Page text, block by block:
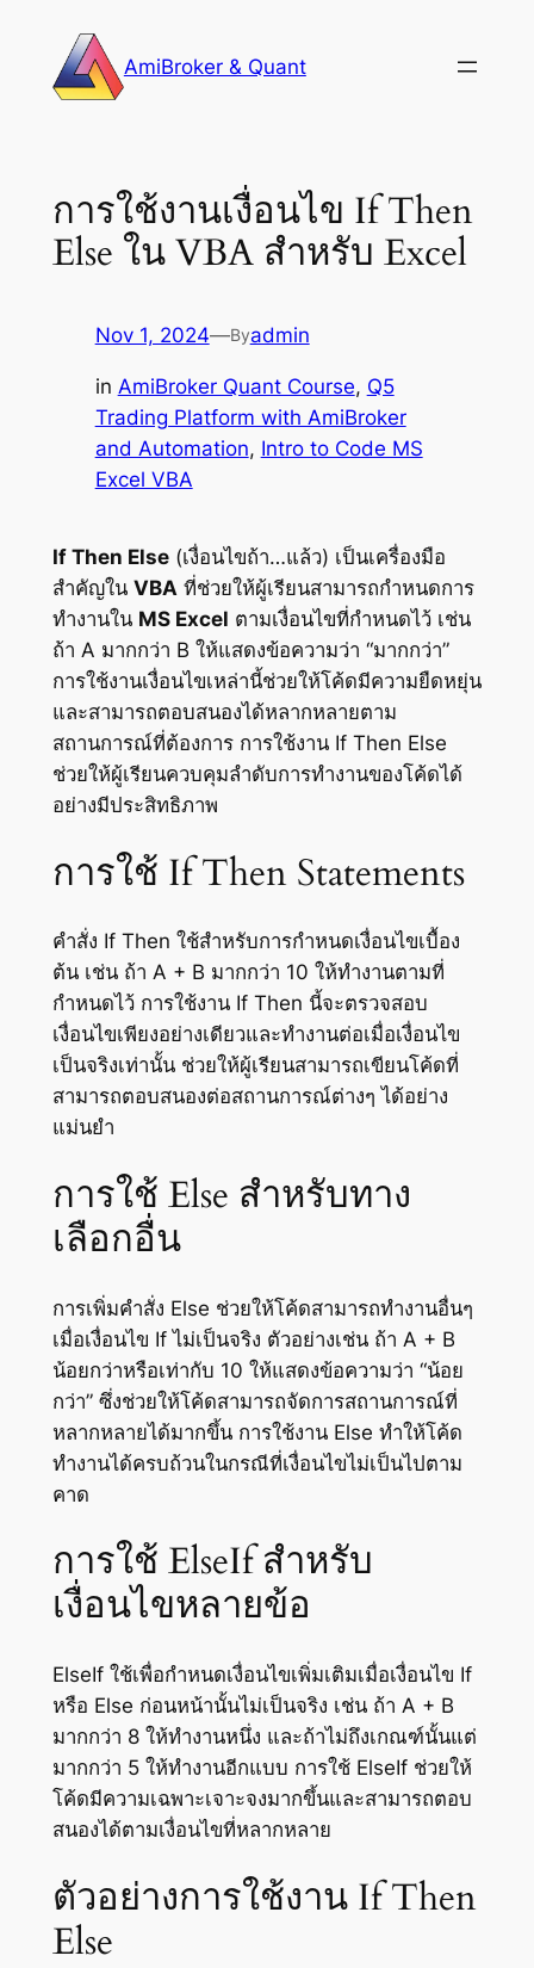
content
AmiBroker & Quant
การใช้งานเงื่อนไข If Then
Else ใน VBA สำหรับ Excel
Nov 1, 2024—Byadmin
in AmiBroker Quant Course, Q5
Trading Platform with AmiBroker
and Automation, Intro to Code MS
Excel VBA
If Then Else(เงื่อนไขถ้า…แล้ว) เป็นเครื่องมือ
สำคัญใน VBA ที่ช่วยให้ผู้เรียนสามารถกำหนดการ
ทำงานใน MS Excel ตามเงื่อนไขที่กำหนดไว้ เช่น
ถ้า A มากกว่า B ให้แสดงข้อความว่า “มากกว่า”
การใช้งานเงื่อนไขเหล่านี้ช่วยให้โค้ดมีความยืดหยุ่น
และสามารถตอบสนองได้หลากหลายตาม
สถานการณ์ที่ต้องการ การใช้งาน If Then Else
ช่วยให้ผู้เรียนควบคุมลำดับการทำงานของโค้ดได้
อย่างมีประสิทธิภาพ
การใช้ If Then Statements
คำสั่ง If Then ใช้สำหรับการกำหนดเงื่อนไขเบื้อง
ต้น เช่น ถ้า A + B มากกว่า 10 ให้ทำงานตามที่
กำหนดไว้ การใช้งาน If Then นี้จะตรวจสอบ
เงื่อนไขเพียงอย่างเดียวและทำงานต่อเมื่อเงื่อนไข
เป็นจริงเท่านั้น ช่วยให้ผู้เรียนสามารถเขียนโค้ดที่
สามารถตอบสนองต่อสถานการณ์ต่างๆ ได้อย่าง
แม่นยำ
การใช้ Else สำหรับทาง
เลือกอื่น
การเพิ่มคำสั่ง Else ช่วยให้โค้ดสามารถทำงานอื่นๆ
เมื่อเงื่อนไข If ไม่เป็นจริง ตัวอย่างเช่น ถ้า A + B
น้อยกว่าหรือเท่ากับ 10 ให้แสดงข้อความว่า “น้อย
กว่า” ซึ่งช่วยให้โค้ดสามารถจัดการสถานการณ์ที่
หลากหลายได้มากขึ้น การใช้งาน Else ทำให้โค้ด
ทำงานได้ครบถ้วนในกรณีที่เงื่อนไขไม่เป็นไปตาม
คาด
การใช้ ElseIf สำหรับ
เงื่อนไขหลายข้อ
ElseIf ใช้เพื่อกำหนดเงื่อนไขเพิ่มเติมเมื่อเงื่อนไข If
หรือ Else ก่อนหน้านั้นไม่เป็นจริง เช่น ถ้า A + B
มากกว่า 8 ให้ทำงานหนึ่ง และถ้าไม่ถึงเกณฑ์นั้นแต่
มากกว่า 5 ให้ทำงานอีกแบบ การใช้ ElseIf ช่วยให้
โค้ดมีความเฉพาะเจาะจงมากขึ้นและสามารถตอบ
สนองได้ตามเงื่อนไขที่หลากหลาย
ตัวอย่างการใช้งาน If Then
Else